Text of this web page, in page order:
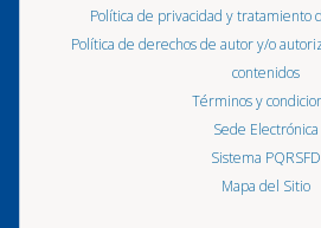
Política de privacidad y tratamiento
Política de derechos de autor y/o
contenidos
Términos y
Sede Electrónica
Sistema PQRSFD
Mapa del Sitio